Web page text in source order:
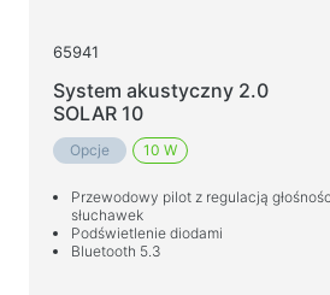
Wieszaki podłogowe na ubrania
Testuj produkty
Masażery
65941
System akustyczny 2.0
SOLAR 10
Opcje 10 W
Przewodowy pilot z regulacją
słuchawek
Podświetlenie diodami
Bluetooth 5.3